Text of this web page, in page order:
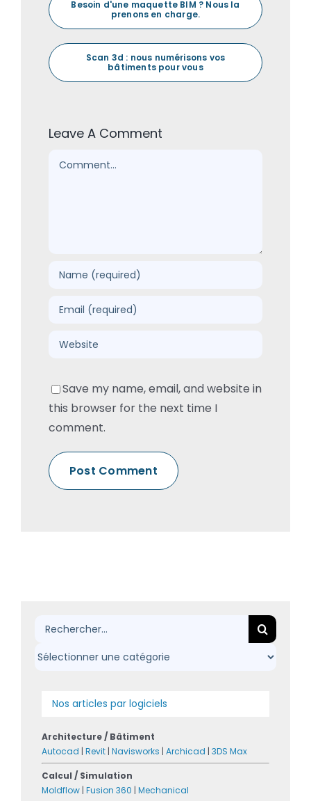
Besoin d'une maquette BIM ? Nous la
prenons en charge.
Scan 3d : nous numérisons vos
bâtiments pour vous
Leave A Comment
Comment
Save my name, email, and website in
this browser for the next time I
comment.
Rechercher:
Nos articles par logiciels
Architecture / Bâtiment
Autocad | Revit | Navisworks | Archicad | 3DS Max
Calcul / Simulation
Moldflow | Fusion 360 | Mechanical